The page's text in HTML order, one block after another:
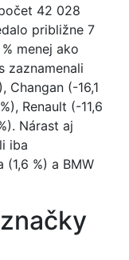
42 028
približne 7
menej ako
zaznamenali
Changan (-16,1
Renault (-11,6
Nárast aj
iba
%) a BMW